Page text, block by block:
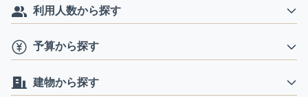
利用人数から探す
予算から探す
建物から探す